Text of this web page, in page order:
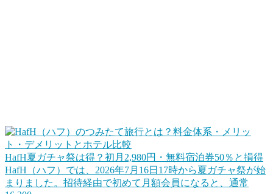
HafH夏ガチャ祭は得？初月2,980円・無料宿泊券50％と損得
HafH（ハフ）では、2026年7月16日17時から夏ガチャ祭が始
まりました。招待経由で初めて月額会員になると、通常